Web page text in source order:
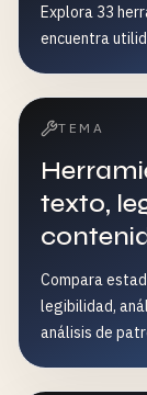
Explora 33
encuentra
TEMA
texto,
Compara
legibilidad,
análisis de